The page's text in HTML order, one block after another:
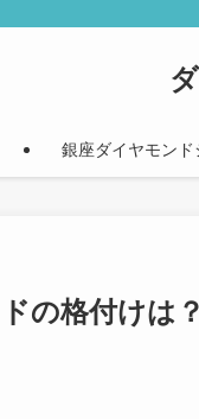
銀座ダイヤモンド
の格付けは